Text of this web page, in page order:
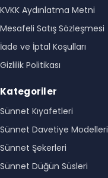
KVKK Aydınlatma Metni
Mesafeli Satış Sözleşmesi
İade ve İptal Koşulları
Gizlilik Politikası
Kategoriler
Sünnet Kıyafetleri
Sünnet Davetiye Modelleri
Sünnet Şekerleri
Sünnet Düğün Süsleri